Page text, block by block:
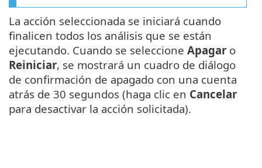
La acción seleccionada se iniciará cuando
finalicen todos los análisis que se están
ejecutando. Cuando se seleccione Apagar o
Reiniciar, se mostrará un cuadro de diálogo
de confirmación de apagado con una cuenta
atrás de 30 segundos (haga clic en Cancelar
para desactivar la acción solicitada).